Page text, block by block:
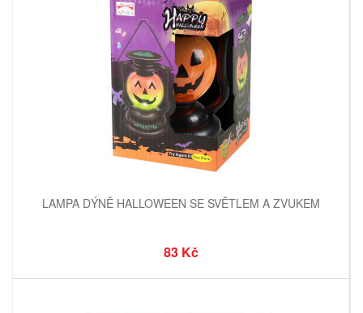
LAMPA DÝNĚ HALLOWEEN SE SVĚTLEM A ZVUKEM
83 Kč